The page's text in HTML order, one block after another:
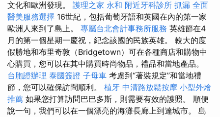
文化和歐洲發現。 護理之家 永和 附近牙科診所 抓漏 全面
醫美服務選擇 16世紀，包括葡萄牙語和英國在內的第一家
歐洲人來到了島上。 專屬台北會計事務所服務 英雄節在4
月的第一個星期一慶祝，紀念該國的民族英雄。 較大的度
假勝地和布里奇敦（Bridgetown）可在各種商店和購物中
心購買，您可以在其中購買時尚物品，禮品和當地產品。
台胞證辦理 泰國簽證 子母車 考慮到“著裝規定”和當地禮
節，您可以確保訪問順利。 植牙 中清路放鬆按摩 小型外燴
推薦 如果您打算訪問巴巴多斯，則需要有效的護照。 順便
說一句，我們可以在一個漂亮的海灘長廊上到達城市。 島